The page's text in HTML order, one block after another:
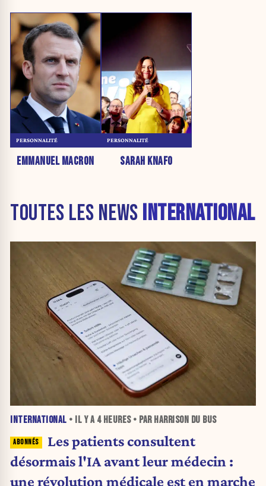
EMMANUEL MACRON
PERSONNALITÉ
SARAH KNAFO
PERSONNALITÉ
TOUTES LES NEWS INTERNATIONAL
INTERNATIONAL • IL Y A 4 HEURES• PAR HARRISON DU BUS
Les patients consultent
désormais l'IA avant leur médecin :
une révolution médicale est en marche